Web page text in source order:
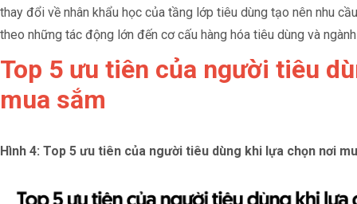
thay đổi về nhân khẩu học của tầng lớp tiêu dùng tạo nên nhu
theo những tác động lớn đến cơ cấu hàng hóa tiêu dùng và
Top 5 ưu tiên của người tiêu
mua sắm
Hình 4: Top 5 ưu tiên của người tiêu dùng khi lựa chọn nơi